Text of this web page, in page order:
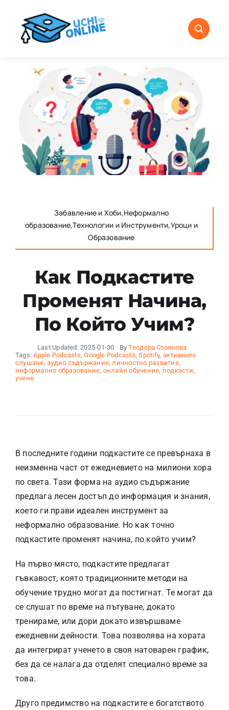
content
Забавление и Хоби,Неформално
образование,Технологии и Инструменти,Уроци и
Образование
Как Подкастите
Променят Начина,
По Който Учим?
Last Updated: 2025-01-30 ByТеодора Стоянова
Tags:Apple Podcasts ,Google Podcasts ,Spotify, активното
слушане ,аудио съдържание личностно развитие,
неформално образование онлайн обучение подкасти
учене
В последните години подкастите се превърнаха в
неизменна част от ежедневието на милиони хора
по света. Тази форма на аудио съдържание
предлага лесен достъп до информация и знания,
което ги прави идеален инструмент за
неформално образование. Но как точно
подкастите променят начина, по който учим?
На първо място, подкастите предлагат
гъвкавост, която традиционните методи на
обучение трудно могат да постигнат. Те могат да
се слушат по време на пътуване, докато
тренираме, или дори докато извършваме
ежедневни дейности. Това позволява на хората
да интегрират ученето в своя натоварен график,
без да се налага да отделят специално време за
това.
Друго предимство на подкастите е богатството